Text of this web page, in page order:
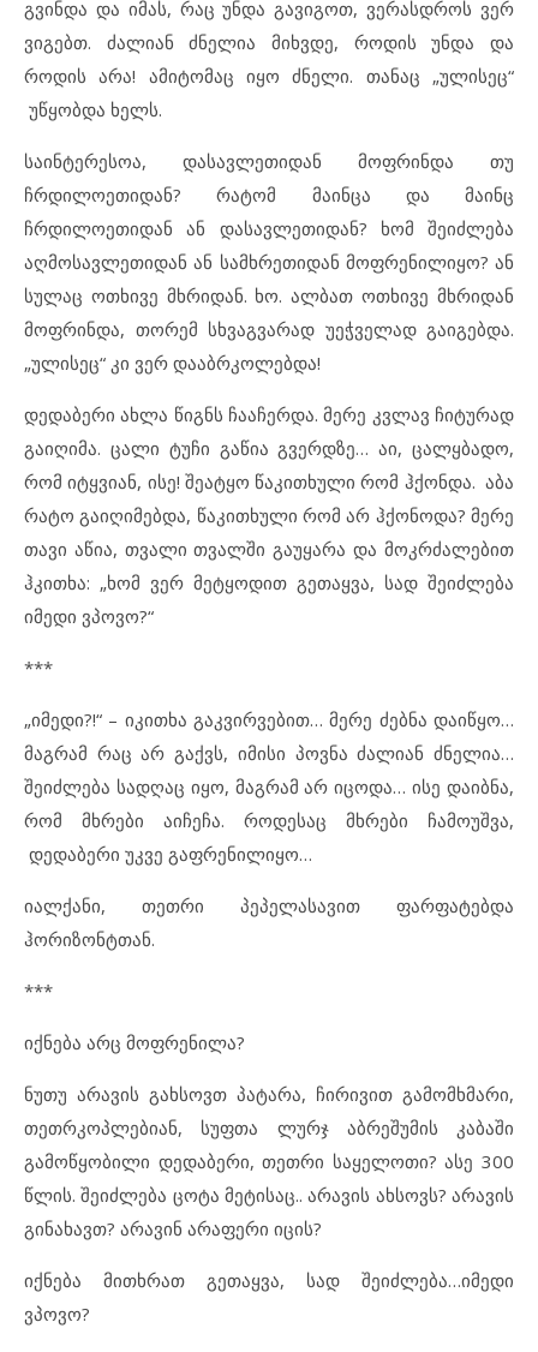
გვინდა და იმას, რაც უნდა გავიგოთ, ვერასდროს ვერ
ვიგებთ. ძალიან ძნელია მიხვდე, როდის უნდა და
როდის არა! ამიტომაც იყო ძნელი. თანაც „ულისეც“
უწყობდა ხელს.
საინტერესოა, დასავლეთიდან მოფრინდა თუ
ჩრდილოეთიდან? რატომ მაინცა და მაინც
ჩრდილოეთიდან ან დასავლეთიდან? ხომ შეიძლება
აღმოსავლეთიდან ან სამხრეთიდან მოფრენილიყო? ან
სულაც ოთხივე მხრიდან. ხო. ალბათ ოთხივე მხრიდან
მოფრინდა, თორემ სხვაგვარად უეჭველად გაიგებდა.
„ულისეც“ კი ვერ დააბრკოლებდა!
დედაბერი ახლა წიგნს ჩააჩერდა. მერე კვლავ ჩიტურად
გაიღიმა. ცალი ტუჩი გაწია გვერდზე… აი, ცალყბადო,
რომ იტყვიან, ისე! შეატყო წაკითხული რომ ჰქონდა. აბა
რატო გაიღიმებდა, წაკითხული რომ არ ჰქონოდა? მერე
თავი აწია, თვალი თვალში გაუყარა და მოკრძალებით
ჰკითხა: „ხომ ვერ მეტყოდით გეთაყვა, სად შეიძლება
იმედი ვპოვო?“
***
„იმედი?!“ – იკითხა გაკვირვებით… მერე ძებნა დაიწყო…
მაგრამ რაც არ გაქვს, იმისი პოვნა ძალიან ძნელია…
შეიძლება სადღაც იყო, მაგრამ არ იცოდა… ისე დაიბნა,
რომ მხრები აიჩეჩა. როდესაც მხრები ჩამოუშვა,
დედაბერი უკვე გაფრენილიყო…
იალქანი, თეთრი პეპელასავით ფარფატებდა
ჰორიზონტთან.
***
იქნება არც მოფრენილა?
ნუთუ არავის გახსოვთ პატარა, ჩირივით გამომხმარი,
თეთრკოპლებიან, სუფთა ლურჯ აბრეშუმის კაბაში
გამოწყობილი დედაბერი, თეთრი საყელოთი? ასე 300
წლის. შეიძლება ცოტა მეტისაც.. არავის ახსოვს? არავის
გინახავთ? არავინ არაფერი იცის?
იქნება მითხრათ გეთაყვა, სად შეიძლება…იმედი
ვპოვო?